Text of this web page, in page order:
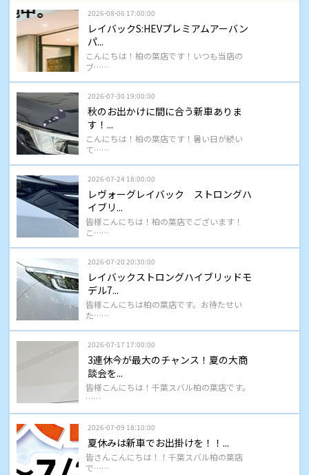
2026-08-06 17:00:00
レイバックS:HEVプレミアムアーバン
パ...
こんにちは！柏の葉店です！いつも当店の
ブ……
2026-07-30 19:00:00
秋のお出かけに間に合う新車ありま
す！...
こんにちは！柏の葉店です！暑い日が続い
て……
2026-07-24 18:00:00
レヴォーグレイバック ストロングハ
イブリ...
皆様こんにちは！柏の葉店でございます！
こ……
2026-07-20 20:30:00
レイバックストロングハイブリッドモ
デル7...
皆様こんにちは柏の葉店です。お待たせい
た……
2026-07-17 17:00:00
3連休今が最大のチャンス！夏の大商
談会を...
皆様こんにちは！千葉スバル柏の葉店です。
……
2026-07-09 18:10:00
夏休みは新車でお出掛けを！！...
皆さんこんにちは！！千葉スバル柏の葉店
で……